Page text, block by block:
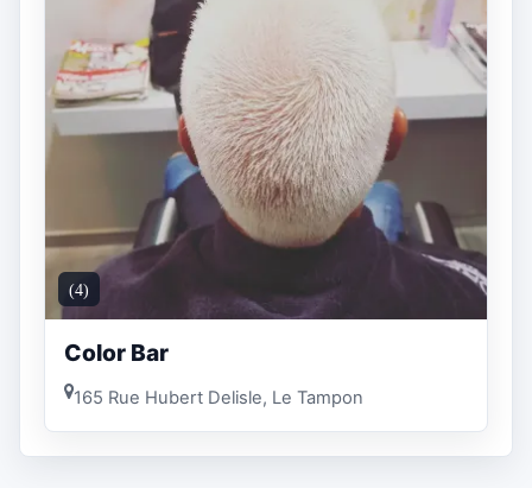
(4)
Color Bar
165 Rue Hubert Delisle, Le Tampon